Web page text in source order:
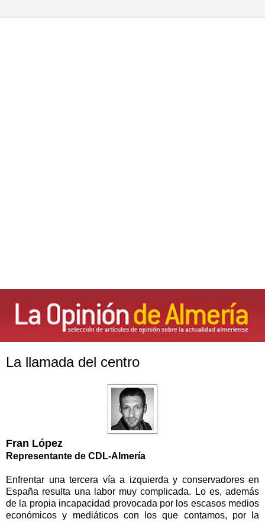
La llamada del centro
Fran López
Representante de CDL-Almería
Enfrentar una tercera vía a izquierda y conservadores en
España resulta una labor muy complicada. Lo es, además
de la propia incapacidad provocada por los escasos medios
económicos y mediáticos con los que contamos, por la